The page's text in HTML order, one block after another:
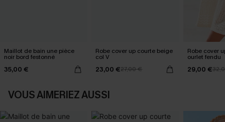
Maillot de bain une pièce
noir bord festonné
35,00 €
Robe cover up courte beige
col V
23,00 €27,00 €
Robe cover
ourlet fendu
29,00 €
VOUS AIMERIEZ AUSSI